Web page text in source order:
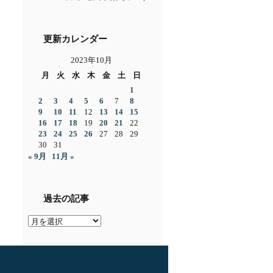
更新カレンダー
2023年10月
月
火 水 木 金 土
日
1
2
3 4 5 6 7
8
9
10 11 12 13 14
15
16
17 18 19 20 21
22
23
24 25 26 27 28
29
30
31
« 9月
11月 »
過去の記事
過